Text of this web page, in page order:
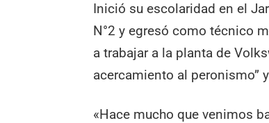
Inició su escolaridad en el
N°2 y egresó como técnico
a trabajar a la planta de
acercamiento al peronismo”
«Hace mucho que venimos